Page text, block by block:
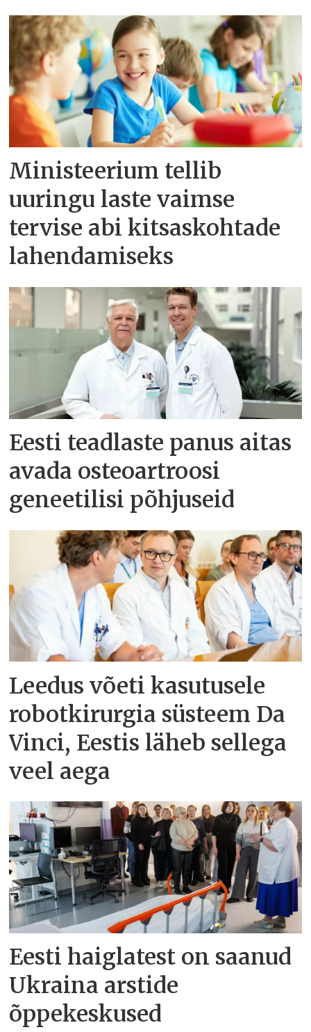
Ministeerium tellib
uuringu laste vaimse
tervise abi kitsaskohtade
lahendamiseks
Eesti teadlaste panus aitas
avada osteoartroosi
geneetilisi põhjuseid
Leedus võeti kasutusele
robotkirurgia süsteem Da
Vinci, Eestis läheb sellega
veel aega
Eesti haiglatest on saanud
Ukraina arstide
õppekeskused